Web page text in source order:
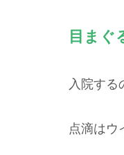
目まぐ
入院する
点滴はウ